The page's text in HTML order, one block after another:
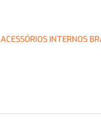
ACESSÓRIOS INTERNOS